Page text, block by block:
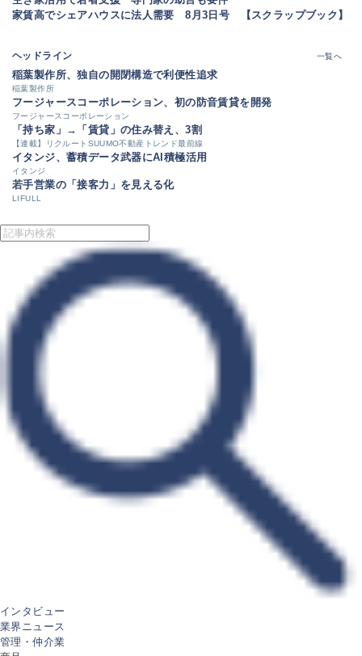
家賃高でシェアハウスに法人需要 8月3日号 【スクラップブック】
ヘッドライン 一覧へ
稲葉製作所、独自の開閉構造で利便性追求
稲葉製作所
フージャースコーポレーション、初の防音賃貸を開発
フージャースコーポレーション
「持ち家」→「賃貸」の住み替え、3割
【連載】リクルートSUUMO不動産トレンド最前線
イタンジ、蓄積データ武器にAI積極活用
イタンジ
若手営業の「接客力」を見える化
LIFULL
インタビュー
業界ニュース
管理・仲介業